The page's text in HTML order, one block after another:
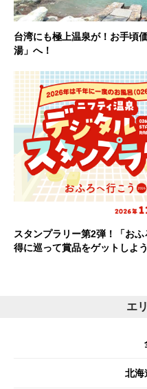
台湾にも極上温泉が！お手頃
湯」へ！
スタンプラリー第2弾！「お
得に巡って賞品をゲットしよう
エ
北海